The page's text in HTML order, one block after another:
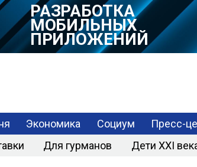
РАЗРАБОТКА
МОБИЛЬНЫХ
ПРИЛОЖЕНИЙ
Экономика Социум Пресс-
Для гурманов Дети XXI